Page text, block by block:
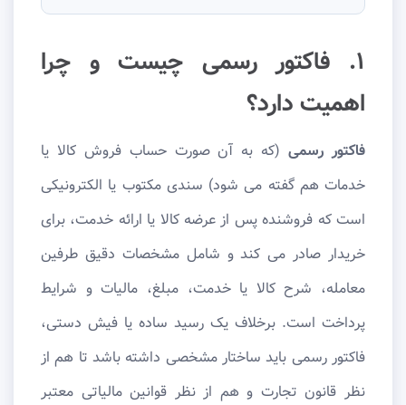
۱. فاکتور رسمی چیست و چرا
اهمیت دارد؟
فاکتور رسمی(که به آن صورت حساب فروش کالا یا
خدمات هم گفته می شود) سندی مکتوب یا الکترونیکی
است که فروشنده پس از عرضه کالا یا ارائه خدمت، برای
خریدار صادر می کند و شامل مشخصات دقیق طرفین
معامله، شرح کالا یا خدمت، مبلغ، مالیات و شرایط
پرداخت است. برخلاف یک رسید ساده یا فیش دستی،
فاکتور رسمی باید ساختار مشخصی داشته باشد تا هم از
نظر قانون تجارت و هم از نظر قوانین مالیاتی معتبر